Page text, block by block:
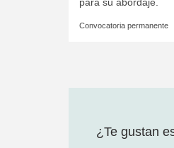
para su abordaje.
Convocatoria permanente
¿Te gustan